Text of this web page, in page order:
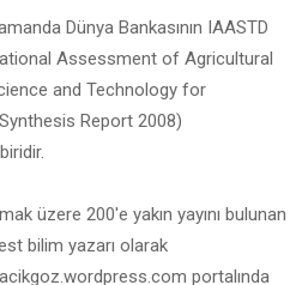
Dünya Bankasının IAASTD
Assessment of Agricultural
and Technology for
Report 2008)
üzere 200'e yakın yayını bulunan
bilim yazarı olarak
portalında